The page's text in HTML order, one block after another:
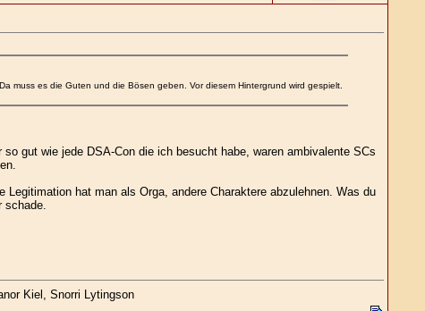
muss es die Guten und die Bösen geben. Vor diesem Hintergrund wird gespielt.
gut wie jede DSA-Con die ich besucht habe, waren ambivalente SCs
hat man als Orga, andere Charaktere abzulehnen. Was du
schade.
Kiel, Snorri Lytingson